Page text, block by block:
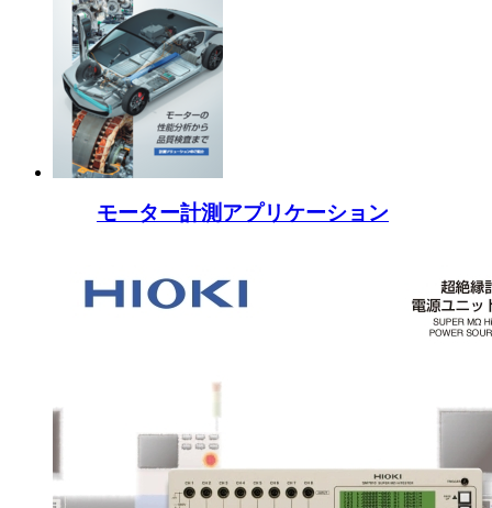
モーター計測アプリケーション